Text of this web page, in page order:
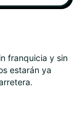
franquicia y sin
estarán ya